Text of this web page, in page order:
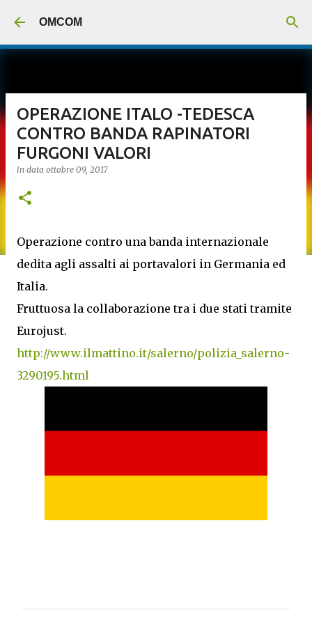
OMCOM
OPERAZIONE ITALO -TEDESCA
CONTRO BANDA RAPINATORI
FURGONI VALORI
in data ottobre 09, 2017
Operazione contro una banda internazionale
dedita agli assalti ai portavalori in Germania ed
Italia.
Fruttuosa la collaborazione tra i due stati tramite
Eurojust.
http://www.ilmattino.it/salerno/polizia_salerno-
3290195.html